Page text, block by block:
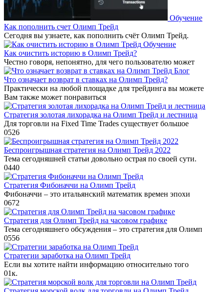
Обучение
Как пополнить счет Олимп Трейд
Сегодня вы узнаете, как пополнить счёт Олимп Трейд.
Обучение
Как очистить историю в Олимп Трейд?
Честно говоря, непонятно, для чего пользователю может
Блог
Что означает возврат в ставках на Олимп Трейд?
Практически на любой площадке для трейдинга вы можете
Вам также может понравиться
Стратегия золотая лихорадка на Олимп Трейд и лестница
Для торговли на Fixed Time Trades существует большое
0526
Беспроигрышная стратегия на Олимп Трейд 2022
Тема сегодняшней статьи довольно острая по своей сути.
0440
Стратегия Фибоначчи на Олимп Трейд
Фибоначчи – это итальянский математик времен эпохи
0672
Стратегия для Олимп Трейд на часовом графике
Тема сегодняшнего обсуждения – это стратегия для Олимп
0556
Стратегии заработка на Олимп Трейд
Если вы хотите найти информацию относительно того
01к.